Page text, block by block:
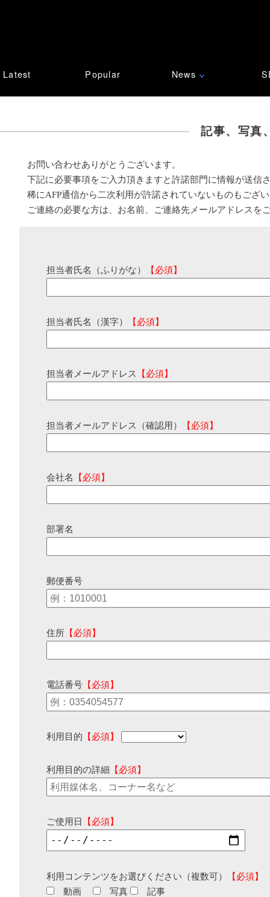
Latest Popular News ∨
記事、写真
お問い合わせありがとうございます。
下記に必要事項をご入力頂きますと許諾部門に情報が送信
稀にAFP通信から二次利用が許諾されていないものもござ
ご連絡の必要な方は、お名前、ご連絡先メールアドレスを
担当者氏名（ふりがな） 【必須】
担当者氏名（漢字） 【必須】
担当者メールアドレス 【必須】
担当者メールアドレス（確認用） 【必須】
会社名 【必須】
部署名
郵便番号
住所 【必須】
電話番号 【必須】
利用目的 【必須】
利用目的の詳細 【必須】
ご使用日 【必須】
利用コンテンツをお選びください（複数可）
【必須】
動画
写真 記事